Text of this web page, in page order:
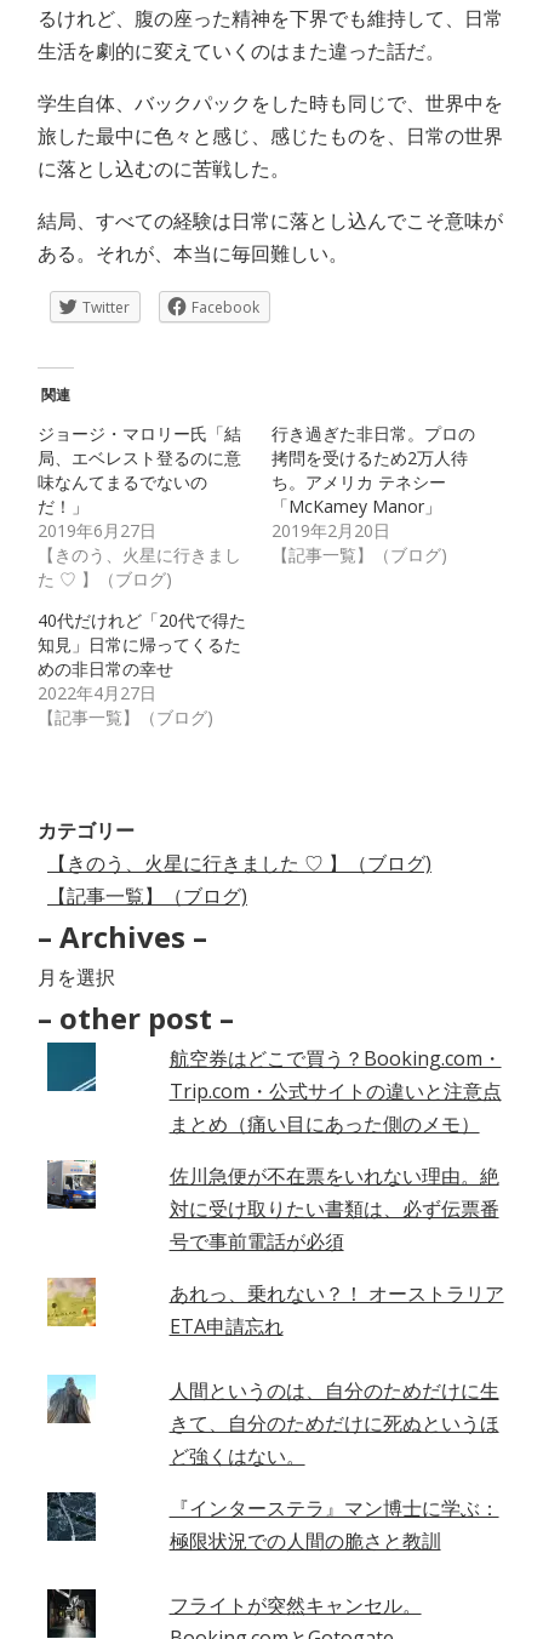
るけれど、腹の座った精神を下界でも維持して、日常
生活を劇的に変えていくのはまた違った話だ。
学生自体、バックパックをした時も同じで、世界中を
旅した最中に色々と感じ、感じたものを、日常の世界
に落とし込むのに苦戦した。
結局、すべての経験は日常に落とし込んでこそ意味が
ある。それが、本当に毎回難しい。
Twitter Facebook
関連
ジョージ・マロリー氏「結
局、エベレスト登るのに意
味なんてまるでないの
だ！」
2019年6月27日
【きのう、火星に行きまし
た ♡ 】（ブログ)
行き過ぎた非日常。プロの
拷問を受けるため2万人待
ち。アメリカ テネシー
「McKamey Manor」
2019年2月20日
【記事一覧】（ブログ)
40代だけれど「20代で得た
知見」日常に帰ってくるた
めの非日常の幸せ
2022年4月27日
【記事一覧】（ブログ)
カテゴリー
【きのう、火星に行きました ♡ 】（ブログ)
【記事一覧】（ブログ)
– Archives –
–
Archives
– other post –
航空券はどこで買う？Booking.com・
Trip.com・公式サイトの違いと注意点
まとめ（痛い目にあった側のメモ）
佐川急便が不在票をいれない理由。絶
対に受け取りたい書類は、必ず伝票番
号で事前電話が必須
あれっ、乗れない？！ オーストラリア
ETA申請忘れ
人間というのは、自分のためだけに生
きて、自分のためだけに死ぬというほ
ど強くはない。
『インターステラ』マン博士に学ぶ：
極限状況での人間の脆さと教訓
フライトが突然キャンセル。